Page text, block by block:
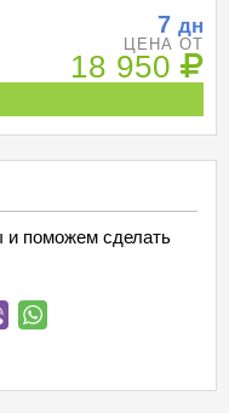
7 дн
ЦЕНА ОТ
18 950
поможем сделать